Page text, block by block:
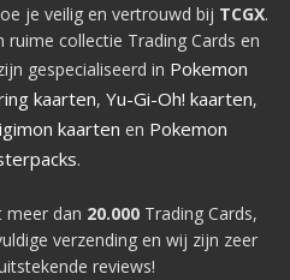
je veilig en vertrouwd bij TCGX.
collectie Trading Cards en
gespecialiseerd in Pokemon
kaarten, Yu-Gi-Oh! kaarten,
kaarten en Pokemon
.
meer dan 20.000Trading Cards,
verzending en wij zijn zeer
reviews!